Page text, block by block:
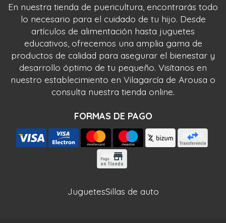
En nuestra tienda de puericultura, encontrarás todo
lo necesario para el cuidado de tu hijo. Desde
artículos de alimentación hasta juguetes
educativos, ofrecemos una amplia gama de
productos de calidad para asegurar el bienestar y
desarrollo óptimo de tu pequeño. Visítanos en
nuestro establecimiento en Vilagarcía de Arousa o
consulta nuestra tienda online.
FORMAS DE PAGO
JuguetesSillas de auto